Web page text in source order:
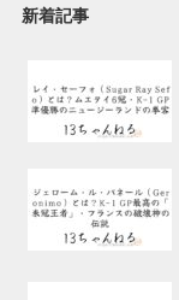
新着記事